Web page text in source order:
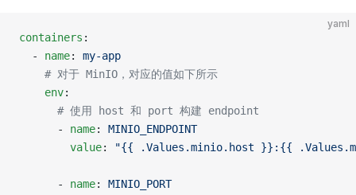
yaml
containers :
  -
name: my-app
    # 对于 MinIO，对应的值如下所示
    env
:
      # 使用 host 和 port 构建 endpoint
      -
name: MINIO_ENDPOINT
        value
: "{{ .Values.minio.host }}:{{
      -
name: MINIO_PORT